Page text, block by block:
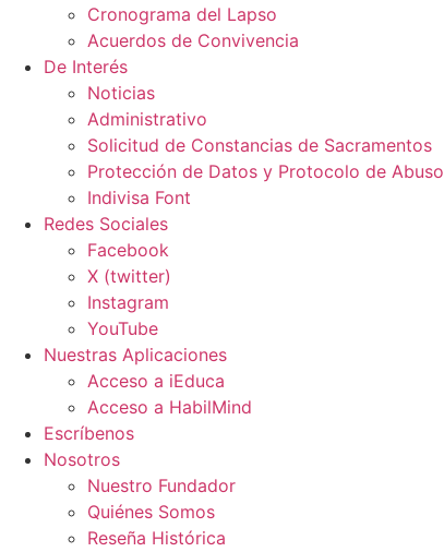
Cronograma del Lapso
Acuerdos de Convivencia
De Interés
Noticias
Administrativo
Solicitud de Constancias de Sacramentos
Protección de Datos y Protocolo de Abuso
Indivisa Font
Redes Sociales
Facebook
X (twitter)
Instagram
YouTube
Nuestras Aplicaciones
Acceso a iEduca
Acceso a HabilMind
Escríbenos
Nosotros
Nuestro Fundador
Quiénes Somos
Reseña Histórica